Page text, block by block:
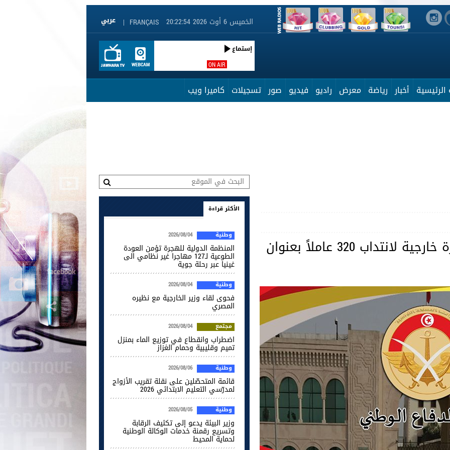
FRANÇAIS
| الخميس 6 أوت 2026 20:22:55
ON AIR
إستماع
أخبار رياضة معرض راديو فيديو صور تسجيلات كاميرا ويب
وزارة الدفاع تفتح مناظرة خارجية لانتداب 320 عاملاً بعنوان
الأكثر قراءة
وطنية 2026/08/04
المنظمة الدولية للهجرة تؤمن العودة
الطوعية لـ127 مهاجرا غير نظامي الى
غينيا عبر رحلة جوية
وطنية 2026/08/04
فحوى لقاء وزير الخارجية مع نظيره
المصري
مجتمع 2026/08/04
اضطراب وانقطاع في توزيع الماء بمنزل
تميم وقليبية وحمام الغزاز
وطنية 2026/08/06
قائمة المتحصّلين على نقلة تقريب الأزواج
لمدرّسي التعليم الابتدائي 2026
وطنية 2026/08/05
وزير البيئة يدعو إلى تكثيف الرقابة
وتسريع رقمنة خدمات الوكالة الوطنية
لحماية المحيط